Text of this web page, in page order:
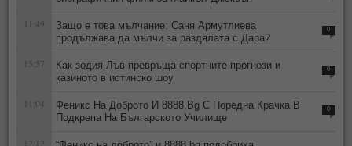
11:49
Защо е това мълчание: Саня Армутлиева
продължава да мълчи за раздялата с Дара?
0
15:57
Как зодия Лъв превръща спортните прогнози и
казиното в истинско шоу
0
11:04
Феникс На Доброто И 8888.Bg С Поредна Крачка В
Подкрепа На Българското Училище
0
12:12